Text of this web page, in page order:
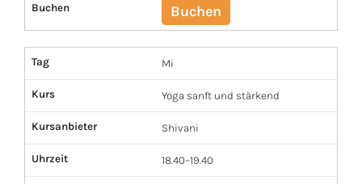
Buchen Buchen
Tag Mi
Kurs Yoga sanft und stärkend
Kursanbieter Shivani
Uhrzeit 18.40–19.40